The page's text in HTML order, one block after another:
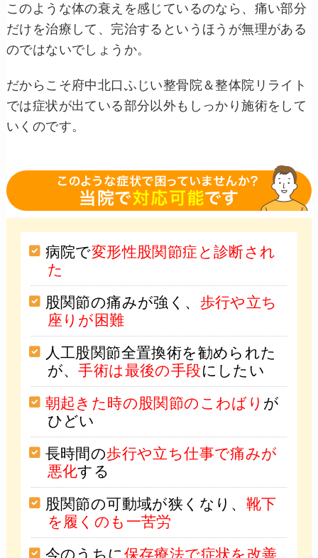
このような体の衰えを感じているのなら、痛い部分
だけを治療して、完治するというほうが無理がある
のではないでしょうか。
だからこそ府中北口ふじい整骨院＆整体院リライト
では症状が出ている部分以外もしっかり施術をして
いくのです。
病院で変形性股関節症と診断され
た
股関節の痛みが強く、 歩行や立ち
座りが困難
人工股関節全置換術を勧められた
が、手術は最後の手段にしたい
朝起きた時の股関節のこわばり が
ひどい
長時間の歩行や立ち仕事で痛みが
悪化する
股関節の可動域が狭くなり、 靴下
を履くのも一苦労
今のうちに 保存療法で症状を改善